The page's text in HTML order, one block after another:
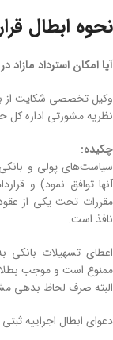
نحوه ابطال
آیا امکان استرداد مازاد
وکیل تخصصی شکایت از
نظریه مشورتی اداره کل
چکیده:
سیاست‌های پولی و
آنها توافق نمود) و
مقررات تحت یکی از
نافذ است.
اعطای تسهیلات
ممنوع است و موجب
البته صرف لحاظ بدهی
دعوای ابطال اجراییه